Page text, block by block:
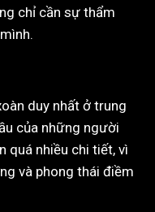
chỉ cần sự thẩm
duy nhất ở trung
của những người
quá nhiều chi tiết, vì
và phong thái điềm